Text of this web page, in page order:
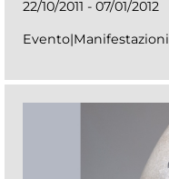
22/10/2011 - 07/01/2012
Evento|Manifestazioni